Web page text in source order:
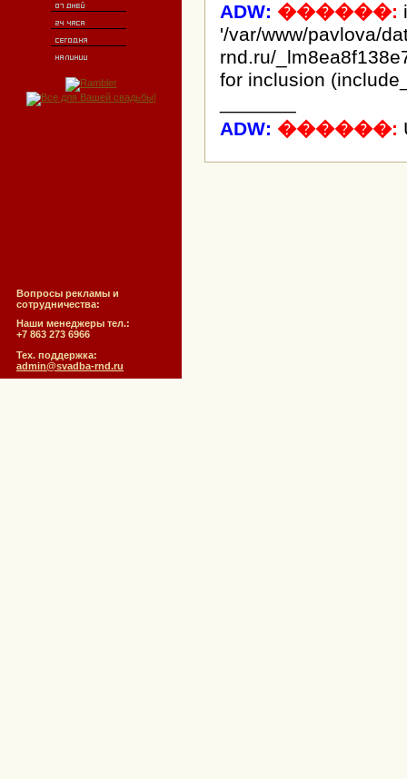
Вопросы рекламы и
сотрудничества:
Наши менеджеры тел.:
+7 863 273 6966
Тех. поддержка:
admin@svadba-rnd.ru
ADW: ������:
'/var/www/pavlova/
rnd.ru/
for inclusion
ADW: ������: